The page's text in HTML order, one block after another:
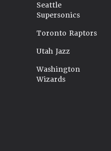
Seattle
Supersonics
Toronto Raptors
Utah Jazz
Washington
Wizards